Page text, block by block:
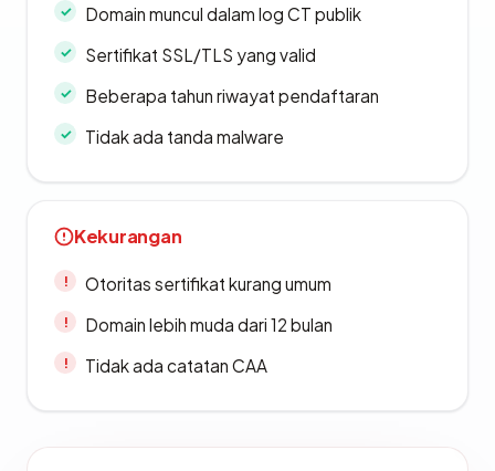
Domain muncul dalam log CT publik
Sertifikat SSL/TLS yang valid
Beberapa tahun riwayat pendaftaran
Tidak ada tanda malware
Kekurangan
Otoritas sertifikat kurang umum
Domain lebih muda dari 12 bulan
Tidak ada catatan CAA